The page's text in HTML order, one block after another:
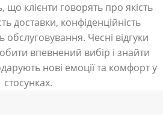
що клієнти говорять про якість
доставки, конфіденційність
обслуговування. Чесні відгуки
впевнений вибір і знайти
нові емоції та комфорт у
стосунках.